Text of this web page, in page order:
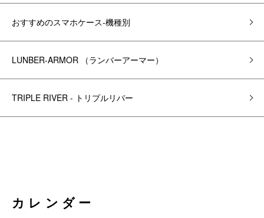
おすすめのスマホケース-機種別
LUNBER-ARMOR （ランバーアーマー）
TRIPLE RIVER - トリプルリバー
カレンダー